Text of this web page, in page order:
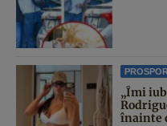
„Îmi
înainte